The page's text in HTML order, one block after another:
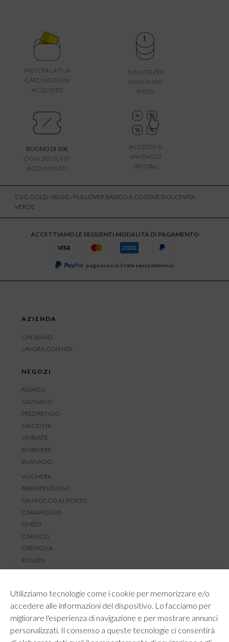
Utilizziamo tecnologie come i cookie per memorizzare e/o
accedere alle informazioni del dispositivo. Lo facciamo per
migliorare l'esperienza di navigazione e per mostrare annunci
personalizzati. Il consenso a queste tecnologie ci consentirà
MOSTRA LA TUA
CARD AD OGNI
ACQUISTO
1 PUNTO PER
OGNI EURO
SPESO
BUONO DI 10€
OGNI 300 PUNTI
ACCUMULATI
ACCESSO A
VANTAGGI
SPECIALI
CVG GOLD / BLOG / PULLOVER BASICO A COSTINE DOLCEVITA -
VERDE
ACCETTIAMO LE SEGUENTI MODALITÀ DI PAGAMENTO
paga ora o in 3 rate senza interessi
AZIENDA
CHI SIAMO
LAVORA CON NOI
NEGOZI
ASSAGO
GIUSSANO
PREDRENGO
MAGENTA
LIMBIATE
AMBIVERE
BUSNAGO
VOGHERA
ABBIATEGRASSO
SAN ROCCO AL PORTO
CARAVAGGIO
GHEDI
CARVICO
CREMONA
ROVATO
RESI E RIMBORSI